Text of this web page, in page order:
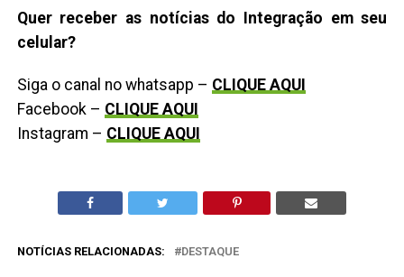
Quer receber as notícias do Integração em seu
celular?
Siga o canal no whatsapp – CLIQUE AQUI
Facebook – CLIQUE AQUI
Instagram – CLIQUE AQUI
NOTÍCIAS RELACIONADAS: DESTAQUE